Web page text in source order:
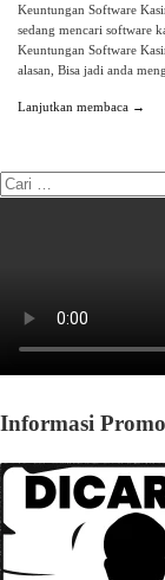
Keuntungan Software
sedang mencari software
Keuntungan Software
alasan, Bisa jadi anda
Lanjutkan membaca →
Informasi